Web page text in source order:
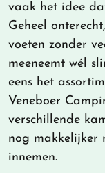
vaak het idee
Geheel
voeten zonder
meeneemt wél
eens het
Veneboer
verschillende
nog makkelijker
innemen.